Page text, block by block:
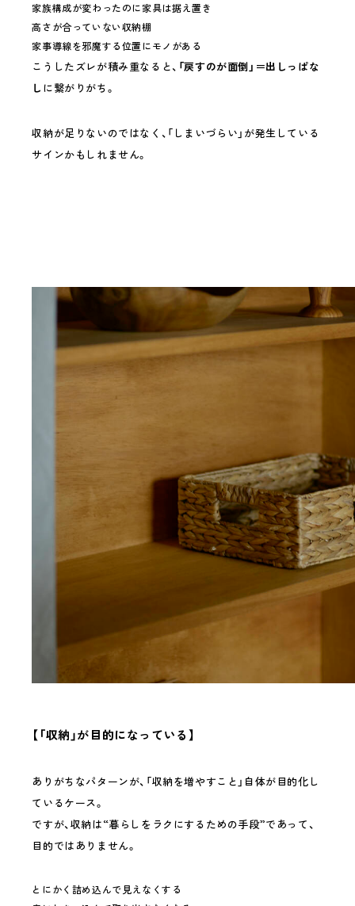
家族構成が変わったのに家具は据え置き
高さが合っていない収納棚
家事導線を邪魔する位置にモノがある
こうしたズレが積み重なると、 「戻すのが面倒」＝出しっぱな
し に繋がりがち。
収納が足りないのではなく、「しまいづらい」が発生している
サインかもしれません。
【「収納」が目的になっている】
ありがちなパターンが、「収納を増やすこと」自体が目的化し
ているケース。
ですが、収納は“暮らしをラクにするための手段”であって、
目的ではありません。
とにかく詰め込んで見えなくする